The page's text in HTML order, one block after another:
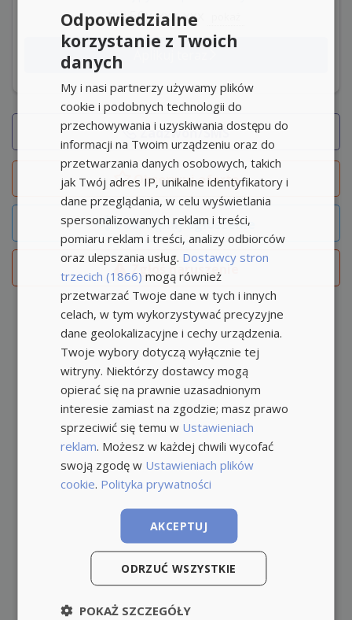
tel: 50x-xxx-xxx
Zadzwoń/SMS
Obserwujofertę
Udostępnij ogłoszenie
Zgłoś naruszenie
Odpowiedzialne
korzystanie z Twoich
danych
My i nasi partnerzy używamy plików
cookie i podobnych technologii do
przechowywania i uzyskiwania dostępu do
informacji na Twoim urządzeniu oraz do
przetwarzania danych osobowych, takich
jak Twój adres IP, unikalne identyfikatory i
dane przeglądania, w celu wyświetlania
spersonalizowanych reklam i treści,
pomiaru reklam i treści, analizy odbiorców
oraz ulepszania usług. Dostawcy stron
trzecich (1866) mogą również
przetwarzać Twoje dane w tych i innych
celach, w tym wykorzystywać precyzyjne
dane geolokalizacyjne i cechy urządzenia.
Twoje wybory dotyczą wyłącznie tej
witryny. Niektórzy dostawcy mogą
opierać się na prawnie uzasadnionym
interesie zamiast na zgodzie; masz prawo
sprzeciwić się temu w Ustawieniach
reklam. Możesz w każdej chwili wycofać
swoją zgodę w Ustawieniach plików
cookie. Polityka prywatności
AKCEPTUJ
ODRZUĆ WSZYSTKIE
POKAŻ SZCZEGÓŁY